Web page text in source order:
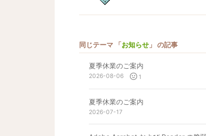
同じテーマ 「お知らせ 」 の記事
夏季休業のご案内
2026-08-06 1
夏季休業のご案内
2026-07-17